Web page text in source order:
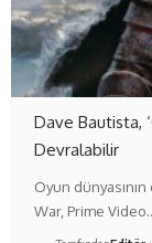
Dave Bautista,
Devralabilir
Oyun
War, Prime